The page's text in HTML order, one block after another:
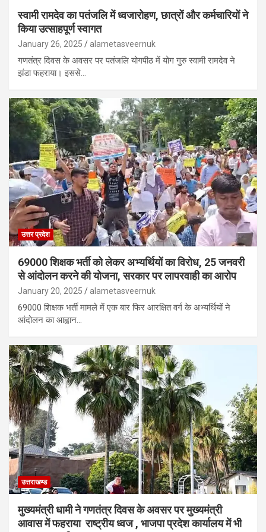
स्वामी रामदेव का पतंजलि में ध्वजारोहण, छात्रों और कर्मचारियों ने
किया उत्साहपूर्ण स्वागत
January 26, 2025 alametasveernuk
गणतंत्र दिवस के अवसर पर पतंजलि योगपीठ में योग गुरु स्वामी रामदेव ने
झंडा फहराया। इससे…
उत्तर प्रदेश
69000 शिक्षक भर्ती को लेकर अभ्यर्थियों का विरोध, 25 जनवरी
से आंदोलन करने की योजना, सरकार पर लापरवाही का आरोप
January 20, 2025 alametasveernuk
69000 शिक्षक भर्ती मामले में एक बार फिर आरक्षित वर्ग के अभ्यर्थियों ने
आंदोलन का आह्वान…
उत्तराखण्ड
मुख्यमंत्री धामी ने गणतंत्र दिवस के अवसर पर मुख्यमंत्री
आवास में फहराया राष्ट्रीय ध्वज , भाजपा प्रदेश कार्यालय में भी